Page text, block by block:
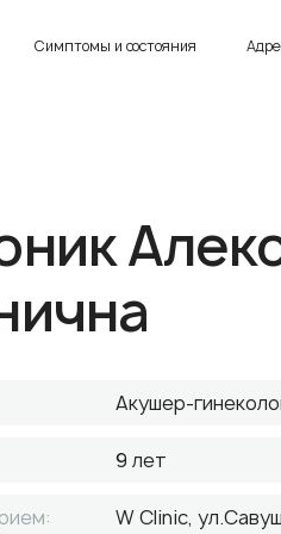
Симптомы и состояния
Акушер-
9 лет
W Clinic,